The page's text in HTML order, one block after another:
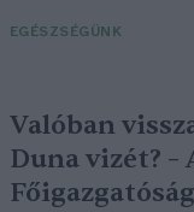
EGÉSZSÉGÜNK
Valóban
Duna vizét? –